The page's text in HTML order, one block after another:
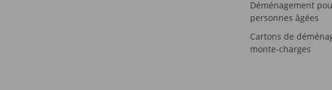
Déménagement
personnes âgées
Cartons de
monte-charges